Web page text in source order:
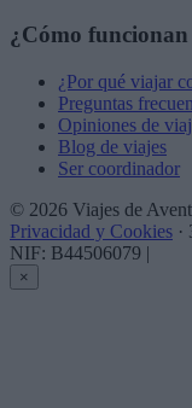
¿Cómo
¿Por qué viajar
Preguntas
Opiniones de
Blog de viajes
Ser coordinador
© 2026 Viajes de
Privacidad y Cookies
NIF: B44506079 |
×